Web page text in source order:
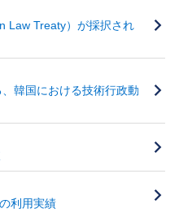
Law Treaty）が採択され
韓国における技術行政動
利用実績